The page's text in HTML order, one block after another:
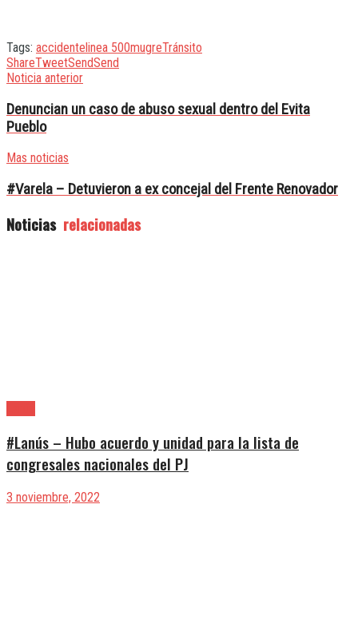
Tags: accidentelinea 500mugreTránsito
ShareTweetSendSend
Noticia anterior
Denuncian un caso de abuso sexual dentro del Evita
Pueblo
Mas noticias
#Varela – Detuvieron a ex concejal del Frente Renovador
Noticias relacionadas
#Lanús – Hubo acuerdo y unidad para la lista de
congresales nacionales del PJ
3 noviembre, 2022